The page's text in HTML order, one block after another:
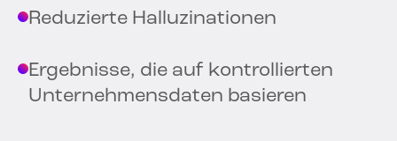
Reduzierte Halluzinationen
Ergebnisse, die auf kontrollierten
Unternehmensdaten basieren